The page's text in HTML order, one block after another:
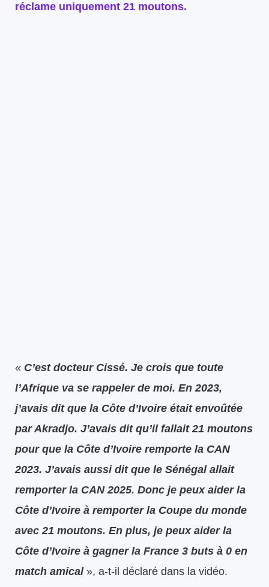
réclame uniquement 21 moutons.
« C’est docteur Cissé. Je crois que toute
l’Afrique va se rappeler de moi. En 2023,
j’avais dit que la Côte d’Ivoire était envoûtée
par Akradjo. J’avais dit qu’il fallait 21 moutons
pour que la Côte d’Ivoire remporte la CAN
2023. J’avais aussi dit que le Sénégal allait
remporter la CAN 2025. Donc je peux aider la
Côte d’Ivoire à remporter la Coupe du monde
avec 21 moutons. En plus, je peux aider la
Côte d’Ivoire à gagner la France 3 buts à 0 en
match amical», a-t-il déclaré dans la vidéo.